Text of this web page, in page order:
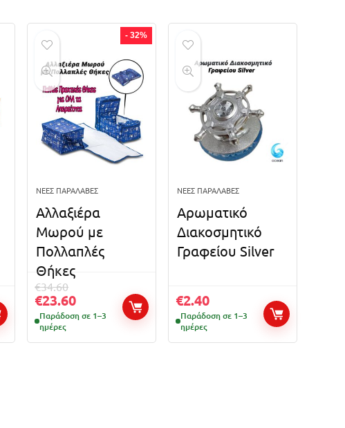
- 32%
ΝΈΕΣ ΠΑΡΑΛΑΒΈΣ
Αλλαξιέρα
Μωρού με
Πολλαπλές
Θήκες
€34.60
€23.60
Παράδοση σε 1–3
ημέρες
ΝΈΕΣ ΠΑΡΑΛΑΒΈΣ
Αρωματικό
Διακοσμητικό
Γραφείου Silver
€2.40
Παράδοση σε 1–3
ημέρες